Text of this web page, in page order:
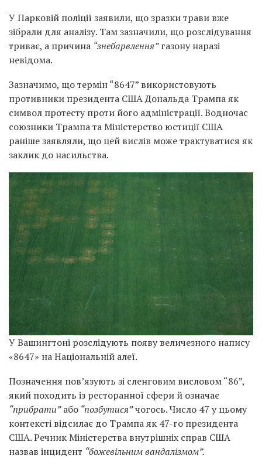
У Парковій поліції заявили, що зразки трави вже
зібрали для аналізу. Там зазначили, що розслідування
триває, а причина “знебарвлення”газону наразі
невідома.
Зазначимо, що термін “8647” використовують
противники президента США Дональда Трампа як
символ протесту проти його адміністрації. Водночас
союзники Трампа та Міністерство юстиції США
раніше заявляли, що цей вислів може трактуватися як
заклик до насильства.
У Вашингтоні розслідують появу величезного напису
«8647» на Національній алеї.
Позначення пов’язують зі сленговим висловом “86”,
який походить із ресторанної сфери й означає
“прибрати”або “позбутися”чогось. Число 47 у цьому
контексті відсилає до Трампа як 47-го президента
США. Речник Міністерства внутрішніх справ США
назвав інцидент “божевільним вандалізмом”.